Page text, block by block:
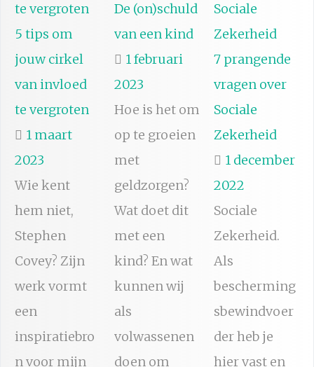
5 tips om
jouw cirkel
van invloed
te vergroten
1 maart
2023
Wie kent
hem niet,
Stephen
Covey? Zijn
werk vormt
een
inspiratiebro
n voor mijn
De (on)schuld
van een kind
1 februari
2023
Hoe is het om
op te groeien
met
geldzorgen?
Wat doet dit
met een
kind? En wat
kunnen wij
als
volwassenen
doen om
7 prangende
vragen over
Sociale
Zekerheid
1 december
2022
Sociale
Zekerheid.
Als
bescherming
sbewindvoer
der heb je
hier vast en